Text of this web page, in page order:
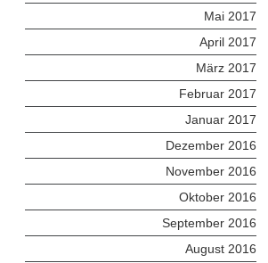
Mai 2017
April 2017
März 2017
Februar 2017
Januar 2017
Dezember 2016
November 2016
Oktober 2016
September 2016
August 2016